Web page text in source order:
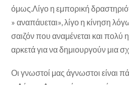
όμως.Λίγο η εμπορική
» αναπάυεται», λίγο η κίνηση
σαιζόν που αναμένεται και πολύ
αρκετά για να δημιουργούν μια
Οι γνωστοί μας άγνωστοι είναι